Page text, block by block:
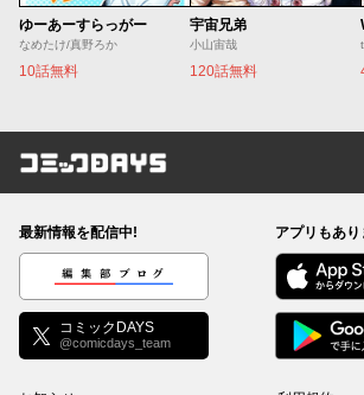
ゆーあーすらっがー
なめたけ/真野ろか
10話無料
宇宙兄弟
小山宙哉
120話無料
コミックDAYS
最新情報を配信中!
編集部ブログ
コミックDAYS
@comicdays_team
アプリもあり